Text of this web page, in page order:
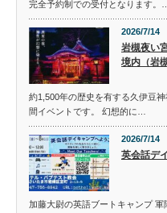
完全予約制での受付となります。…
2026/7/14
岩槻夜い
境内（岩
約1,500年の歴史を有する久伊豆
間イベントです。 幻想的に…
2026/7/14
英会話デ
加藤大尉の英語ブートキャンプ